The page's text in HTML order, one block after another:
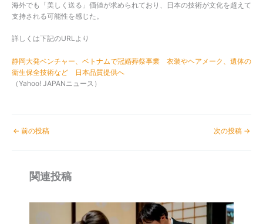
海外でも「美しく送る」価値が求められており、日本の技術が文化を超えて
支持される可能性を感じた。
詳しくは下記のURLより
静岡大発ベンチャー、ベトナムで冠婚葬祭事業 衣装やヘアメーク、遺体の
衛生保全技術など 日本品質提供へ
（Yahoo! JAPANニュース）
← 前の投稿 次の投稿 →
関連投稿